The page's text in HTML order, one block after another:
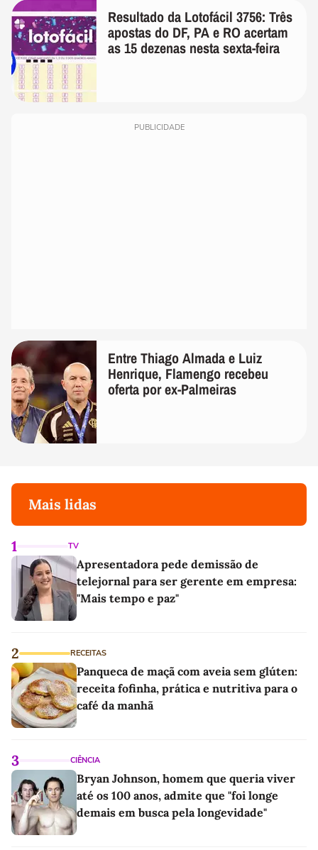
Resultado da Lotofácil 3756: Três
apostas do DF, PA e RO acertam
as 15 dezenas nesta sexta-feira
PUBLICIDADE
Entre Thiago Almada e Luiz
Henrique, Flamengo recebeu
oferta por ex-Palmeiras
Mais lidas
1 TV
Apresentadora pede demissão de
telejornal para ser gerente em empresa:
"Mais tempo e paz"
2 RECEITAS
Panqueca de maçã com aveia sem glúten:
receita fofinha, prática e nutritiva para o
café da manhã
3 CIÊNCIA
Bryan Johnson, homem que queria viver
até os 100 anos, admite que "foi longe
demais em busca pela longevidade"